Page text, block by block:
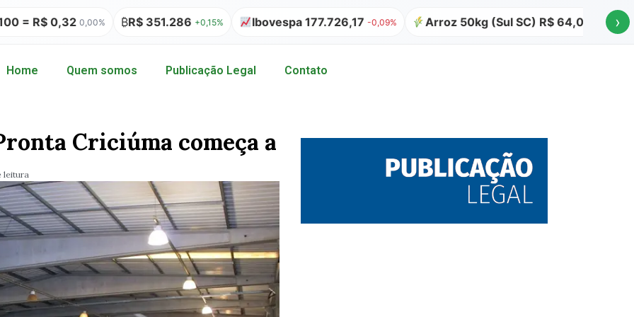
0,00% ₿R$ 351.286 +0,15% Ibovespa 177.726,17 -0,09% Arroz 50kg (Sul SC) R$ 64,00 Atualizado em
›
Home Quem somos Publicação Legal Contato
Criciúma começa a
leitura